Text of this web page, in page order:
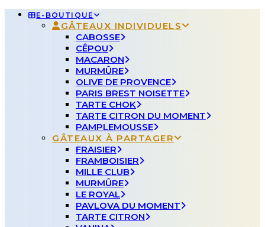
E-BOUTIQUE
GÂTEAUX INDIVIDUELS
CABOSSE
CÊPOU
MACARON
MURMÛRE
OLIVE DE PROVENCE
PARIS BREST NOISETTE
TARTE CHOK
TARTE CITRON DU MOMENT
PAMPLEMOUSSE
GÂTEAUX À PARTAGER
FRAISIER
FRAMBOISIER
MILLE CLUB
MURMÛRE
LE ROYAL
PAVLOVA DU MOMENT
TARTE CITRON